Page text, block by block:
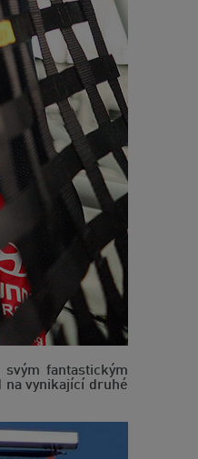
fantastickým
na vynikající druhé